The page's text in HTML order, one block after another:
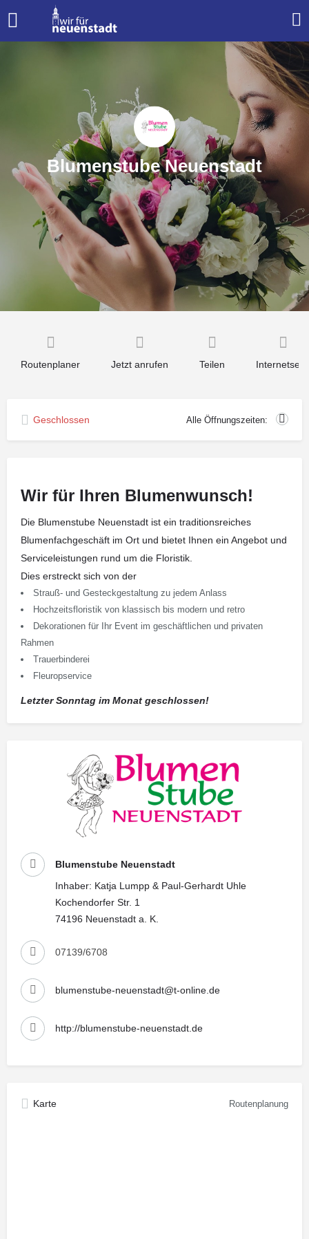
Blumenstube Neuenstadt
Routenplaner Jetzt anrufen Teilen
Geschlossen Alle Öffnungszeiten:
Wir für Ihren Blumenwunsch!
Die Blumenstube Neuenstadt ist ein traditionsreiches
Blumenfachgeschäft im Ort und bietet Ihnen ein Angebot und
Serviceleistungen rund um die Floristik.
Dies erstreckt sich von der
Strauß- und Gesteckgestaltung zu jedem Anlass
Hochzeitsfloristik von klassisch bis modern und retro
Dekorationen für Ihr Event im geschäftlichen und privaten
Rahmen
Trauerbinderei
Fleuropservice
Letzter Sonntag im Monat geschlossen!
Blumenstube Neuenstadt
Inhaber: Katja Lumpp & Paul-Gerhardt Uhle
Kochendorfer Str. 1
74196 Neuenstadt a. K.
07139/6708
blumenstube-neuenstadt@t-online.de
http://blumenstube-neuenstadt.de
Karte Routenplanung